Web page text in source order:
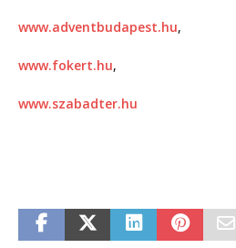
www.adventbudapest.hu,
www.fokert.hu,
www.szabadter.hu